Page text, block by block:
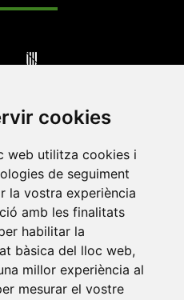
cookies
web utilitza cookies i
de seguiment
la vostra experiència
amb les finalitats
habilitar la
bàsica del lloc web,
millor experiència al
mesurar el vostre
• Universitat d'Alacant
Universitat Autònoma de
Barcelona•Universitat
Universitat de Girona •
Balears• Universitat